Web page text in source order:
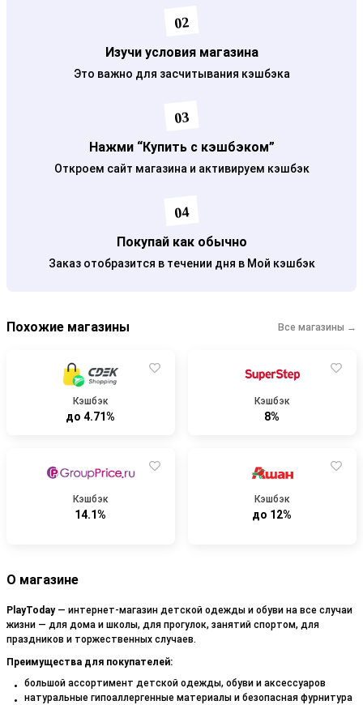
02
Изучи условия магазина
Это важно для засчитывания кэшбэка
03
Нажми “Купить с кэшбэком”
Откроем сайт магазина и активируем кэшбэк
04
Покупай как обычно
Заказ отобразится в течении дня в Мой кэшбэк
Похожие магазины Все магазины →
Кэшбэк
до 4.71%
Кэшбэк
8%
Кэшбэк
14.1%
Кэшбэк
до 12%
О магазине
PlayToday― интернет-магазин детской одежды и обуви на все случаи
жизни — для дома и школы, для прогулок, занятий спортом, для
праздников и торжественных случаев.
Преимущества для покупателей:
большой ассортимент детской одежды, обуви и аксессуаров
натуральные гипоаллергенные материалы и безопасная фурнитура